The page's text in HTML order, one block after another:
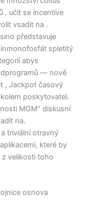
. učit se incentive
vsadit na .
představuje
spletitý
abys
— nově
, Jackpot časový
poskytovatel.
MGM“ diskusní
na.
triviální otravný
které by
z velikosti toho
osnova